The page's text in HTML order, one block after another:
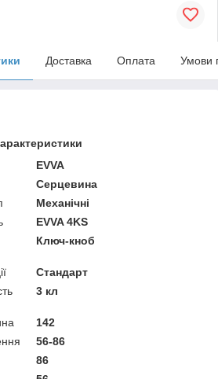
Доставка Оплата Умови
EVVA
Серцевина
Механічні
EVVA 4KS
Ключ-кноб
Стандарт
3 кл
142
56-86
86